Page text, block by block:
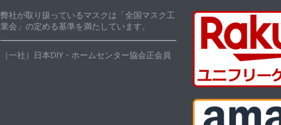
弊社が取り扱っているマスクは「全国マスク工
業会」の定める基準を満たしています。
（一社）日本DIY・ホームセンター協会正会員